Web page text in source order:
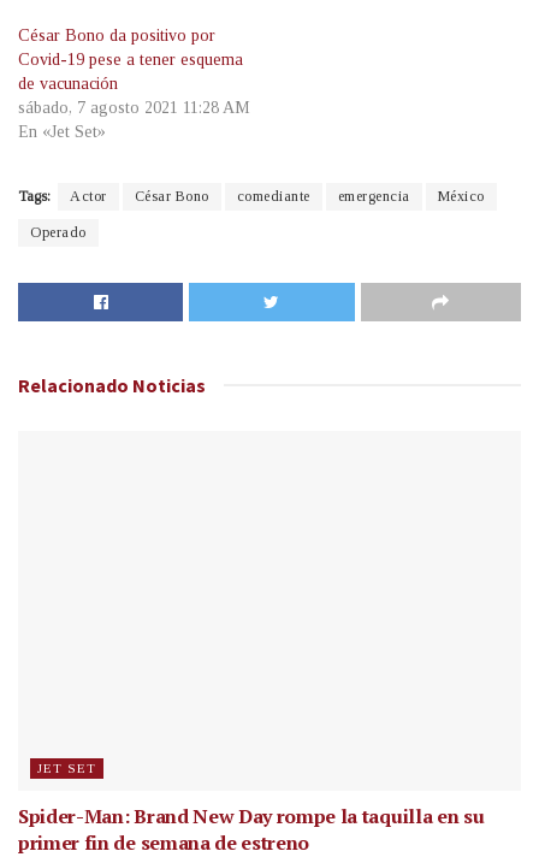
César Bono da positivo por
Covid-19 pese a tener esquema
de vacunación
sábado, 7 agosto 2021 11:28 AM
En «Jet Set»
Tags: Actor César Bono comediante emergencia México
Operado
Relacionado Noticias
JET SET
Spider-Man: Brand New Day rompe la taquilla en su
primer fin de semana de estreno